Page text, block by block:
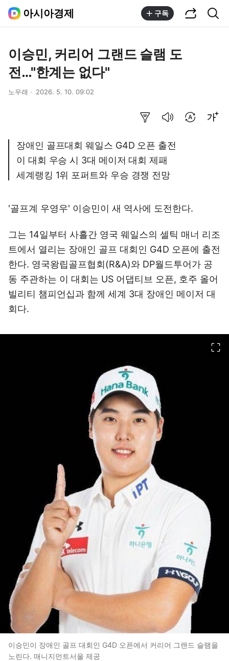
아시아경제 구독
이승민, 커리어 그랜드 슬램 도
전…"한계는 없다"
노우래 2026. 5. 10. 09:02
장애인 골프대회 웨일스 G4D 오픈 출전
이 대회 우승 시 3대 메이저 대회 제패
세계랭킹 1위 포퍼트와 우승 경쟁 전망
'골프계 우영우' 이승민이 새 역사에 도전한다.
그는 14일부터 사흘간 영국 웨일스의 셀틱 매너 리조
트에서 열리는 장애인 골프 대회인 G4D 오픈에 출전
한다. 영국왕립골프협회(R&A)와 DP월드투어가 공
동 주관하는 이 대회는 US 어댑티브 오픈, 호주 올어
빌리티 챔피언십과 함께 세계 3대 장애인 메이저 대
회다.
이승민이 장애인 골프 대회인 G4D 오픈에서 커리어 그랜드 슬램을
노린다. 매니지먼트서울 제공